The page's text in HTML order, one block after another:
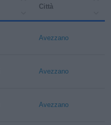
Città
Avezzano
Avezzano
Avezzano